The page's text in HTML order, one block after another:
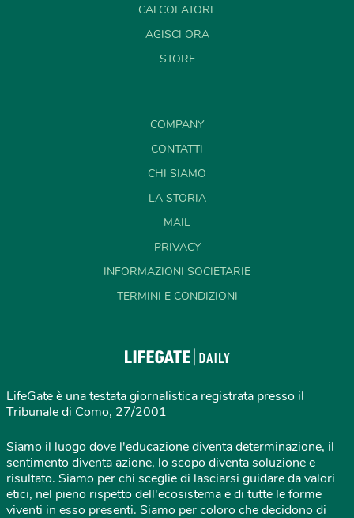
CALCOLATORE
AGISCI ORA
STORE
COMPANY
CONTATTI
CHI SIAMO
LA STORIA
MAIL
PRIVACY
INFORMAZIONI SOCIETARIE
TERMINI E CONDIZIONI
LifeGate è una testata giornalistica registrata presso il
Tribunale di Como, 27/2001
Siamo il luogo dove l'educazione diventa determinazione, il
sentimento diventa azione, lo scopo diventa soluzione e
risultato. Siamo per chi sceglie di lasciarsi guidare da valori
etici, nel pieno rispetto dell'ecosistema e di tutte le forme
viventi in esso presenti. Siamo per coloro che decidono di